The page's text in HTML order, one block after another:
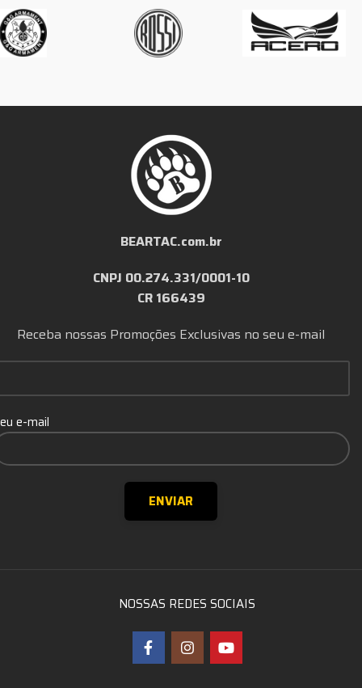
BEARTAC.com.br
CNPJ 00.274.331/0001-10
CR 166439
Receba nossas Promoções Exclusivas no seu e-mail
e-mail
NOSSAS REDES SOCIAIS